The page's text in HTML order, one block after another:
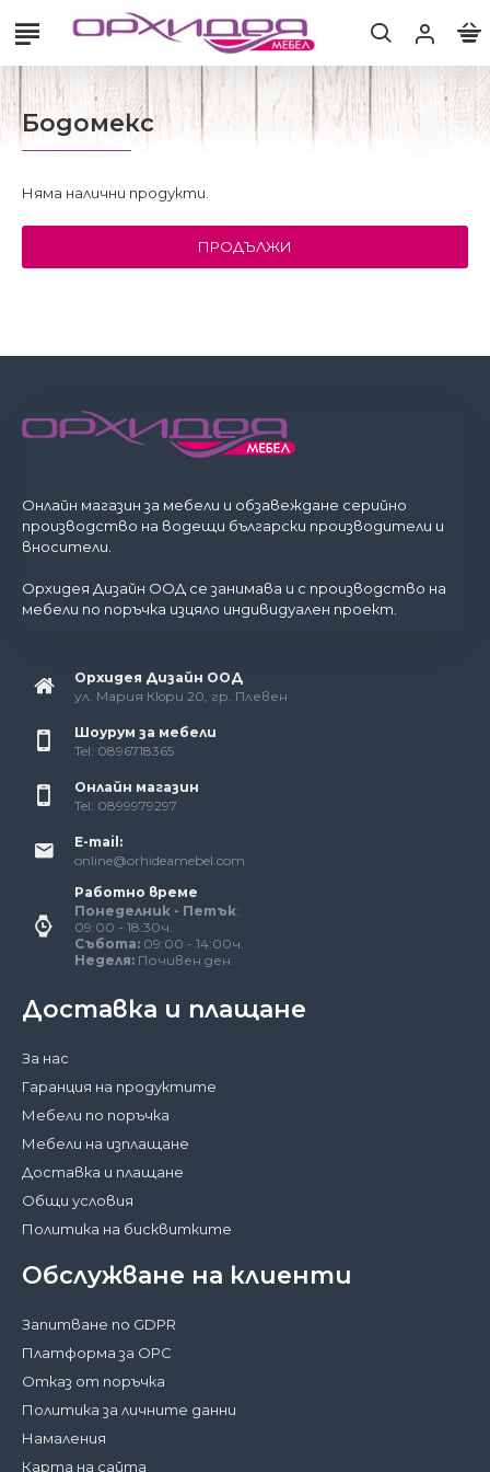
Бодомекс
Няма налични продукти.
ПРОДЪЛЖИ
Онлайн магазин за мебели и обзавеждане серийно
производство на водещи български производители и
вносители.
Орхидея Дизайн ООД се занимава и с производство на
мебели по поръчка изцяло индивидуален проект.
Орхидея Дизайн ООД
ул. Мария Кюри 20, гр. Плевен
Шоурум за мебели
Tel: 0896718365
Онлайн магазин
Tel: 0899979297
E-mail:
online@orhideamebel.com
Работно време
Понеделник - Петък:
09:00 - 18:30ч.
Събота: 09:00 - 14:00ч.
Неделя: Почивен ден
Доставка и плащане
За нас
Гаранция на продуктите
Мебели по поръчка
Мебели на изплащане
Доставка и плащане
Общи условия
Политика на бисквитките
Обслужване на клиенти
Запитване по GDPR
Платформа за ОРС
Отказ от поръчка
Политика за личните данни
Намаления
Карта на сайта